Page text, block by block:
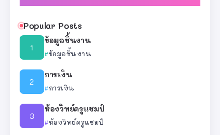
Popular Posts
ข้อมูลชิ้นงาน
ข้อมูลชิ้นงาน
การเงิน
การเงิน
ห้องวิทย์ครูแชมป์
ห้องวิทย์ครูแชมป์